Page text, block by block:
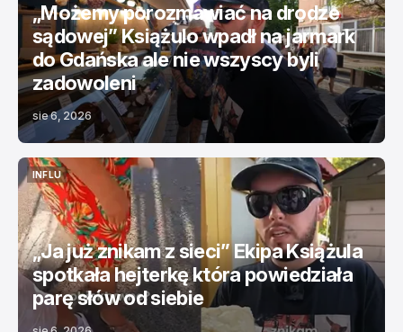
„Możemy porozmawiać na drodze
sądowej” Książulo wpadł na jarmark
do Gdańska ale nie wszyscy byli
zadowoleni
sie 6, 2026
INFLU
INFLU
„Ja już znikam z sieci” Ekipa Książula
spotkała hejterkę która powiedziała
parę słów od siebie